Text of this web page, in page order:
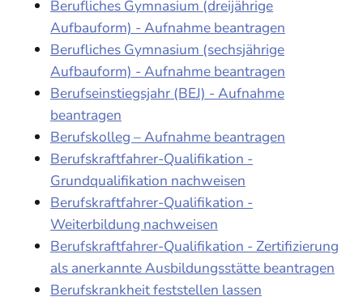
Berufliches Gymnasium (dreijährige
Aufbauform) - Aufnahme beantragen
Berufliches Gymnasium (sechsjährige
Aufbauform) - Aufnahme beantragen
Berufseinstiegsjahr (BEJ) - Aufnahme
beantragen
Berufskolleg – Aufnahme beantragen
Berufskraftfahrer-Qualifikation -
Grundqualifikation nachweisen
Berufskraftfahrer-Qualifikation -
Weiterbildung nachweisen
Berufskraftfahrer-Qualifikation - Zertifizierung
als anerkannte Ausbildungsstätte beantragen
Berufskrankheit feststellen lassen